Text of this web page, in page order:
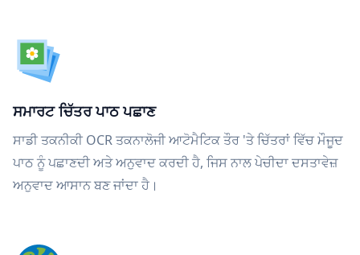
ਸਮਾਰਟ ਚਿੱਤਰ ਪਾਠ ਪਛਾਣ
ਸਾਡੀ ਤਕਨੀਕੀ OCR ਤਕਨਾਲੋਜੀ ਆਟੋਮੈਟਿਕ ਤੌਰ 'ਤੇ ਚਿੱਤਰਾਂ ਵਿੱਚ ਮੌਜੂਦ
ਪਾਠ ਨੂੰ ਪਛਾਣਦੀ ਅਤੇ ਅਨੁਵਾਦ ਕਰਦੀ ਹੈ, ਜਿਸ ਨਾਲ ਪੇਚੀਦਾ ਦਸਤਾਵੇਜ਼
ਅਨੁਵਾਦ ਆਸਾਨ ਬਣ ਜਾਂਦਾ ਹੈ।